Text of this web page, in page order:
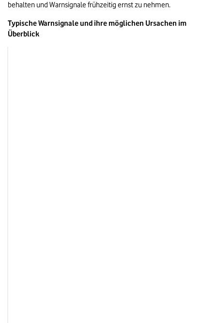
behalten und Warnsignale frühzeitig ernst zu nehmen.
Typische Warnsignale und ihre möglichen Ursachen im
Überblick